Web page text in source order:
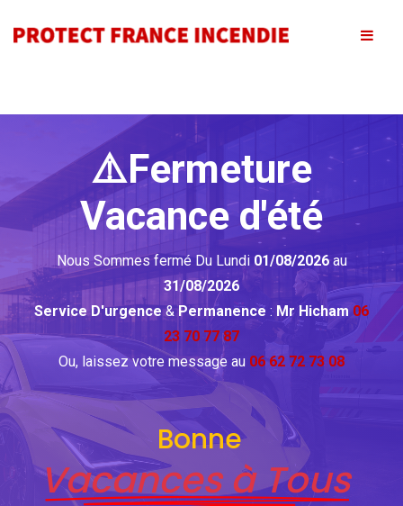
⚠️Fermeture
Vacance d'été
Nous Sommes fermé Du Lundi 01/08/2026au
31/08/2026
Service D'urgence&Permanence : Mr Hicham 06
23 70 77 87
Ou, laissez votre message au 06 62 72 73 08
Bonne
Vacances à Tous